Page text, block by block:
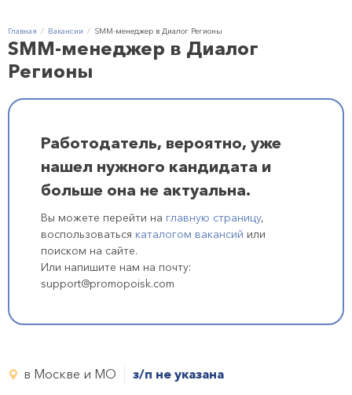
Главная Вакансии SMM-менеджер в Диалог Регионы
SMM-менеджер в Диалог
Регионы
Работодатель, вероятно, уже
нашел нужного кандидата и
больше она не актуальна.
Вы можете перейти на главную страницу,
воспользоваться каталогом вакансий или
поиском на сайте.
Или напишите нам на почту:
support@promopoisk.com
в Москве и МО
з/п не указана